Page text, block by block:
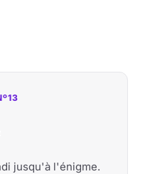
jusqu'à l'énigme.